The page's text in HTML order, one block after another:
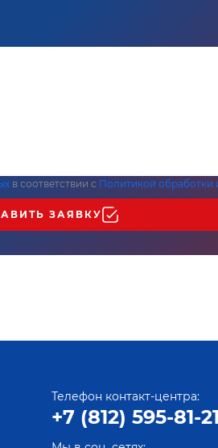
в соответствии с Политикой обработки
ЗАЯВКУ
Телефон контакт-центра:
+7 (812) 595-81-21